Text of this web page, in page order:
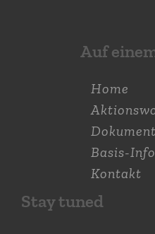
Auf
Home
Basis-
Kontakt
Stay tuned